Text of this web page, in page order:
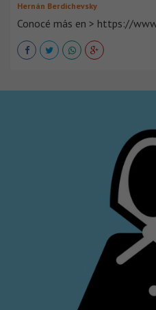
Hernán Berdichevsky
Conocé más en > https://